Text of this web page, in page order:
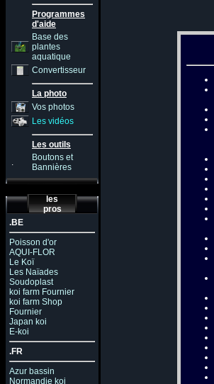
Programmes
d'aide
Base des
plantes
aquatique
Convertisseur
La photo
Vos photos
Les vidéos
Les outils
.
Boutons et
Bannières
les
pros
.BE
Poisson d'or
AQUI-FLOR
Le Koï
Les Naïades
Soudoplast
koi farm Fournier
koi farm Shop
Fournier
Japan koi
E-koi
.FR
Azur bassin
Normandie koi